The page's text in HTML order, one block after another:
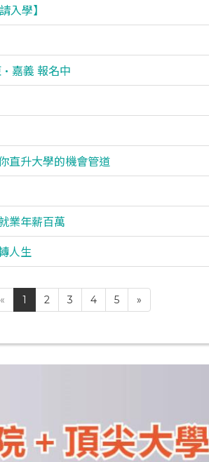
入學】
嘉義 報名中
直升大學的機會管道
業年薪百萬
人生
« 1 2 3 4 5 »